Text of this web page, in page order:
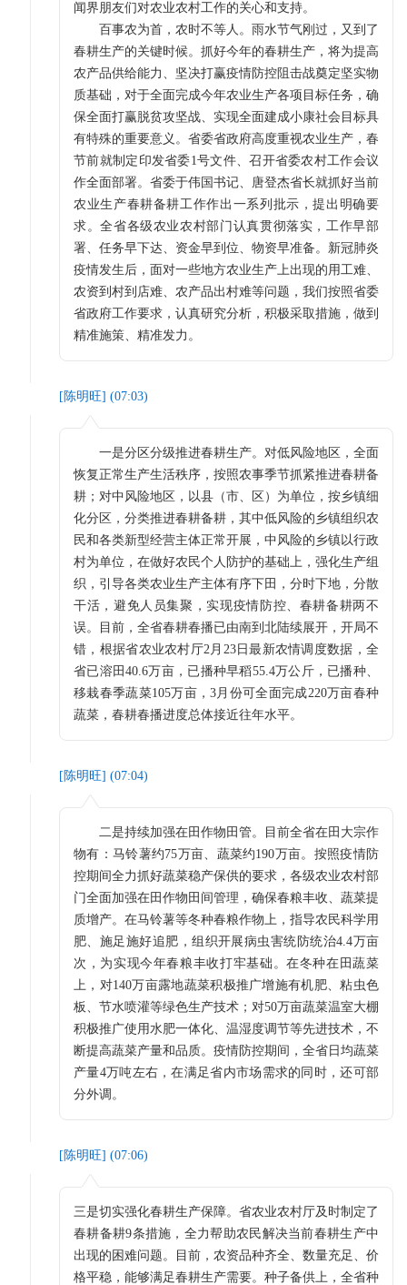
闻界朋友们对农业农村工作的关心和支持。
百事农为首，农时不等人。雨水节气刚过，又到了
春耕生产的关键时候。抓好今年的春耕生产，将为提高
农产品供给能力、坚决打赢疫情防控阻击战奠定坚实物
质基础，对于全面完成今年农业生产各项目标任务，确
保全面打赢脱贫攻坚战、实现全面建成小康社会目标具
有特殊的重要意义。省委省政府高度重视农业生产，春
节前就制定印发省委1号文件、召开省委农村工作会议
作全面部署。省委于伟国书记、唐登杰省长就抓好当前
农业生产春耕备耕工作作出一系列批示，提出明确要
求。全省各级农业农村部门认真贯彻落实，工作早部
署、任务早下达、资金早到位、物资早准备。新冠肺炎
疫情发生后，面对一些地方农业生产上出现的用工难、
农资到村到店难、农产品出村难等问题，我们按照省委
省政府工作要求，认真研究分析，积极采取措施，做到
精准施策、精准发力。
[ 陈明旺] (07:03)
一是分区分级推进春耕生产。对低风险地区，全面
恢复正常生产生活秩序，按照农事季节抓紧推进春耕备
耕；对中风险地区，以县（市、区）为单位，按乡镇细
化分区，分类推进春耕备耕，其中低风险的乡镇组织农
民和各类新型经营主体正常开展，中风险的乡镇以行政
村为单位，在做好农民个人防护的基础上，强化生产组
织，引导各类农业生产主体有序下田，分时下地，分散
干活，避免人员集聚，实现疫情防控、春耕备耕两不
误。目前，全省春耕春播已由南到北陆续展开，开局不
错，根据省农业农村厅2月23日最新农情调度数据，全
省已溶田40.6万亩，已播种早稻55.4万公斤，已播种、
移栽春季蔬菜105万亩，3月份可全面完成220万亩春种
蔬菜，春耕春播进度总体接近往年水平。
[ 陈明旺] (07:04)
二是持续加强在田作物田管。目前全省在田大宗作
物有：马铃薯约75万亩、蔬菜约190万亩。按照疫情防
控期间全力抓好蔬菜稳产保供的要求，各级农业农村部
门全面加强在田作物田间管理，确保春粮丰收、蔬菜提
质增产。在马铃薯等冬种春粮作物上，指导农民科学用
肥、施足施好追肥，组织开展病虫害统防统治4.4万亩
次，为实现今年春粮丰收打牢基础。在冬种在田蔬菜
上，对140万亩露地蔬菜积极推广增施有机肥、粘虫色
板、节水喷灌等绿色生产技术；对50万亩蔬菜温室大棚
积极推广使用水肥一体化、温湿度调节等先进技术，不
断提高蔬菜产量和品质。疫情防控期间，全省日均蔬菜
产量4万吨左右，在满足省内市场需求的同时，还可部
分外调。
[ 陈明旺] (07:06)
三是切实强化春耕生产保障。省农业农村厅及时制定了
春耕备耕9条措施，全力帮助农民解决当前春耕生产中
出现的困难问题。目前，农资品种齐全、数量充足、价
格平稳，能够满足春耕生产需要。种子备供上，全省种